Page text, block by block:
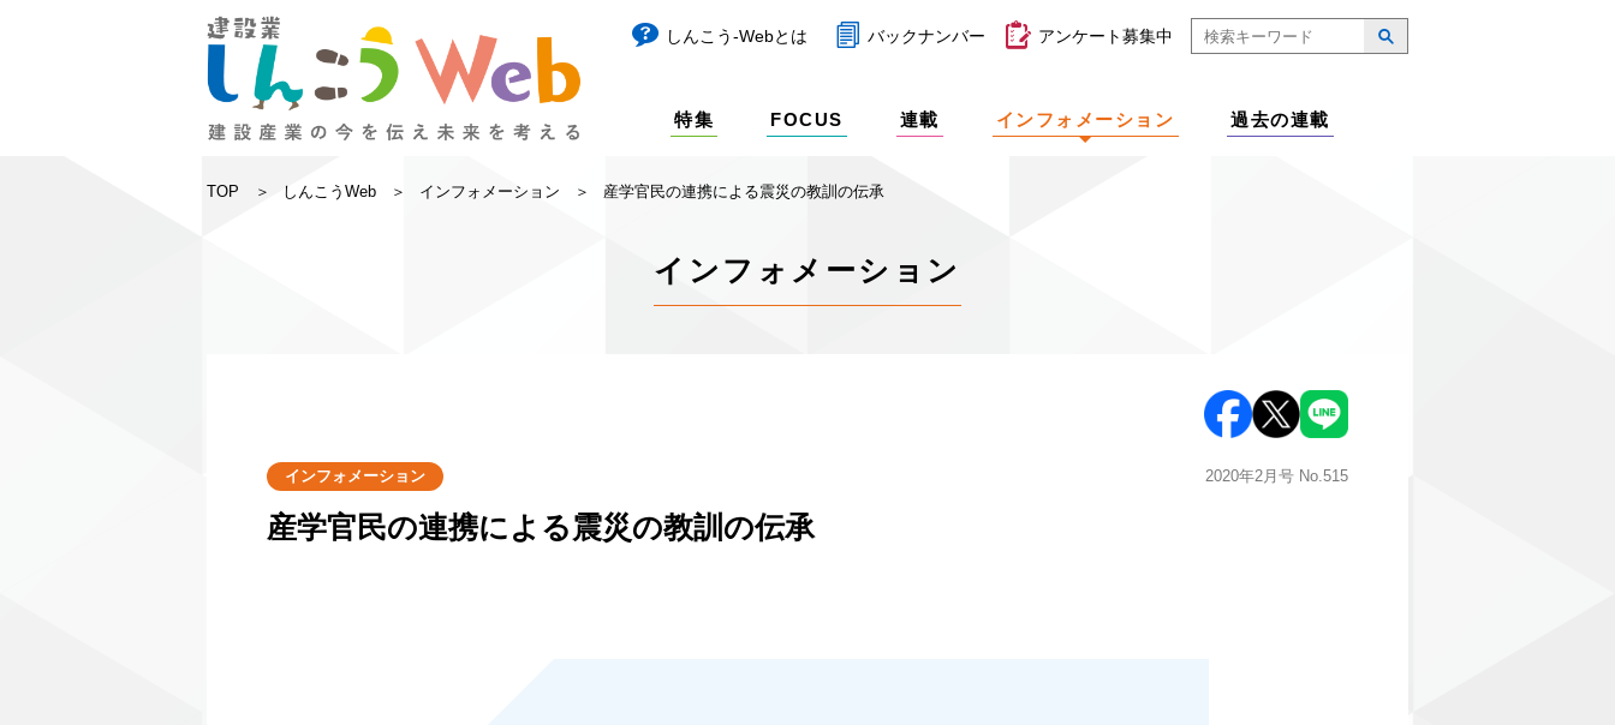
しんこう-Webとは バックナンバー アンケート募集中
特集 FOCUS 連載 インフォメーション 過去の連載
TOP しんこうWeb インフォメーション 産学官民の連携による震災の教訓の伝承
インフォメーション
インフォメーション 2020年2月号 No.515
産学官民の連携による震災の教訓の伝承